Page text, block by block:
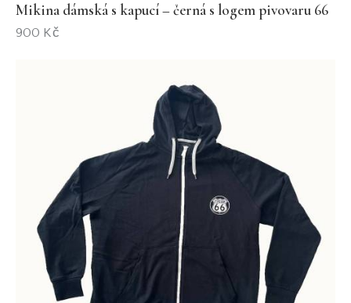
Mikina dámská s kapucí – černá s logem pivovaru 66
900 Kč